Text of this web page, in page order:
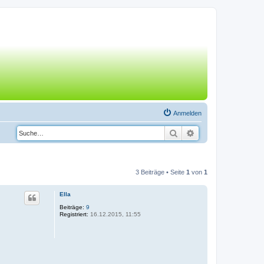
Anmelden
Suche
3 Beiträge • Seite 1 von 1
Ella
Beiträge: 9
Registriert: 16.12.2015, 11:55